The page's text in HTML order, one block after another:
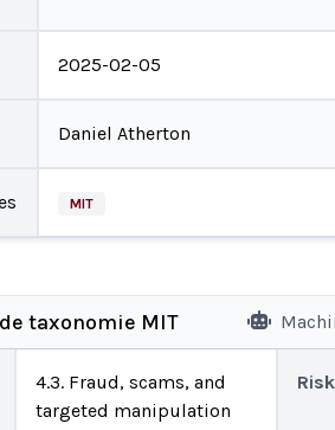
2025-02-05
Daniel Atherton
MIT
taxonomie MIT
4.3. Fraud, scams, and
targeted manipulation